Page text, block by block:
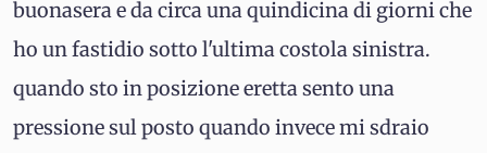
buonasera e da circa una quindicina di giorni che
ho un fastidio sotto l'ultima costola sinistra.
quando sto in posizione eretta sento una
pressione sul posto quando invece mi sdraio